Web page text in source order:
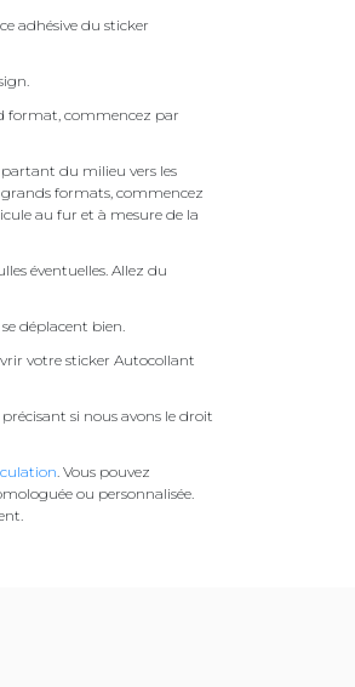
adhésive du sticker
format, commencez par
du milieu vers les
formats, commencez
au fur et à mesure de la
éventuelles. Allez du
déplacent bien.
votre sticker Autocollant
si nous avons le droit
. Vous pouvez
ou personnalisée.